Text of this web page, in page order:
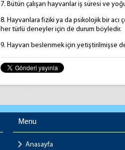
7. Bütün çalışan hayvanlar iş süresi ve
8. Hayvanlara fiziki ya da psikolojik bir acı
her türlü deneyler için de durum böyledir.
9. Hayvan beslenmek için yetiştirilmişse de
Menu
Anasayfa